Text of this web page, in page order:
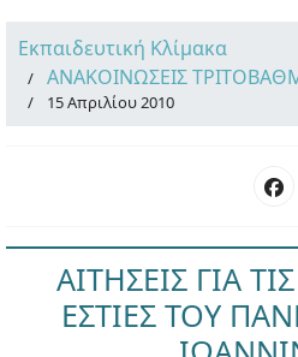
Εκπαιδευτική Κλίμακα
ΑΝΑΚΟΙΝΩΣΕΙΣ
15 Απριλίου 2010
ΑΙΤΗΣΕΙΣ ΓΙΑ
ΕΣΤΙΕΣ ΤΟΥ